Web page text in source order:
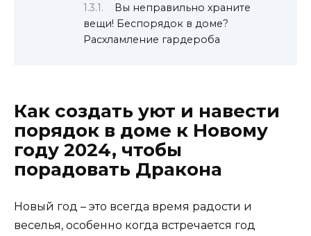
Вы неправильно храните
вещи! Беспорядок в доме?
Расхламление гардероба
Как создать уют и навести
порядок в доме к Новому
году 2024, чтобы
порадовать Дракона
Новый год – это всегда время радости и
веселья, особенно когда встречается год